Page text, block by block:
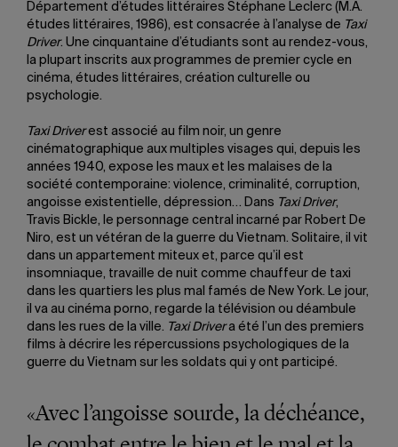
Département d’études littéraires Stéphane Leclerc (M.A.
études littéraires, 1986), est consacrée à l’analyse de Taxi
Driver. Une cinquantaine d’étudiants sont au rendez-vous,
la plupart inscrits aux programmes de premier cycle en
cinéma, études littéraires, création culturelle ou
psychologie.
Taxi Driverest associé au film noir, un genre
cinématographique aux multiples visages qui, depuis les
années 1940, expose les maux et les malaises de la
société contemporaine: violence, criminalité, corruption,
angoisse existentielle, dépression… Dans Taxi Driver,
Travis Bickle, le personnage central incarné par Robert De
Niro, est un vétéran de la guerre du Vietnam. Solitaire, il vit
dans un appartement miteux et, parce qu’il est
insomniaque, travaille de nuit comme chauffeur de taxi
dans les quartiers les plus mal famés de New York. Le jour,
il va au cinéma porno, regarde la télévision ou déambule
dans les rues de la ville. Taxi Drivera été l’un des premiers
films à décrire les répercussions psychologiques de la
guerre du Vietnam sur les soldats qui y ont participé.
«Avec l’angoisse sourde, la déchéance,